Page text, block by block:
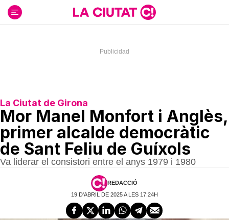
contenido
La Ciutat de Girona
Mor Manel Monfort i Anglès,
primer alcalde democràtic
de Sant Feliu de Guíxols
Va liderar el consistori entre el anys 1979 i 1980
REDACCIÓ
19 D'ABRIL DE 2025 A LES 17:24H